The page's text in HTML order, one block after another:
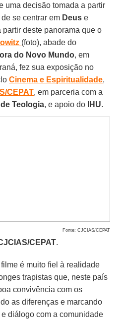
uma decisão tomada a partir
se centrar em Deus e
deste panorama que o
(foto), abade do
do Novo Mundo, em
fez sua exposição no
Cinema e Espiritualidade,
CEPAT, em parceria com a
Teologia, e apoio do IHU.
Fonte: CJCIAS/CEPAT
CEPAT.
filme é muito fiel à realidade
trapistas que, neste país
convivência com os
as diferenças e marcando
diálogo com a comunidade